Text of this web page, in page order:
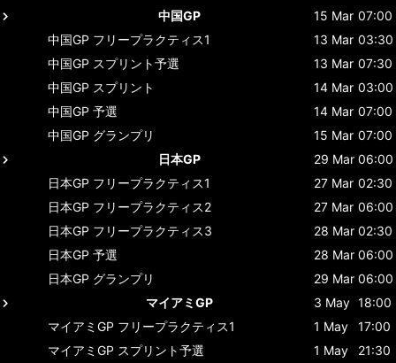
中国GP
15 Mar 07:00
中国GP フリープラクティス1 13 Mar 03:30
中国GP スプリント予選 13 Mar 07:30
中国GP スプリント 14 Mar 03:00
中国GP 予選 14 Mar 07:00
中国GP グランプリ 15 Mar 07:00
日本GP
29 Mar 06:00
日本GP フリープラクティス1 27 Mar 02:30
日本GP フリープラクティス2 27 Mar 06:00
日本GP フリープラクティス3 28 Mar 02:30
日本GP 予選 28 Mar 06:00
日本GP グランプリ 29 Mar 06:00
マイアミGP
3 May 18:00
マイアミGP フリープラクティス1 1 May
17:00
マイアミGP スプリント予選 1 May
21:30